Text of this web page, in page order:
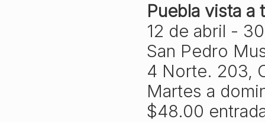
Puebla vista a
12 de abril -
San Pedro
4 Norte. 203,
Martes a
$48.00